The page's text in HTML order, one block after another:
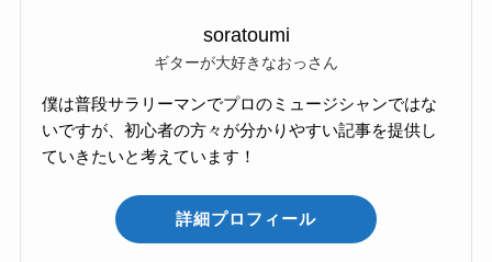
soratoumi
ギターが大好きなおっさん
僕は普段サラリーマンでプロのミュージシャンではな
いですが、初心者の方々が分かりやすい記事を提供し
ていきたいと考えています！
詳細プロフィール